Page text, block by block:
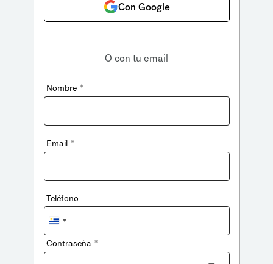
Con Google
O con tu email
Nombre *
Email *
Teléfono
Uruguay
+598
Contraseña *